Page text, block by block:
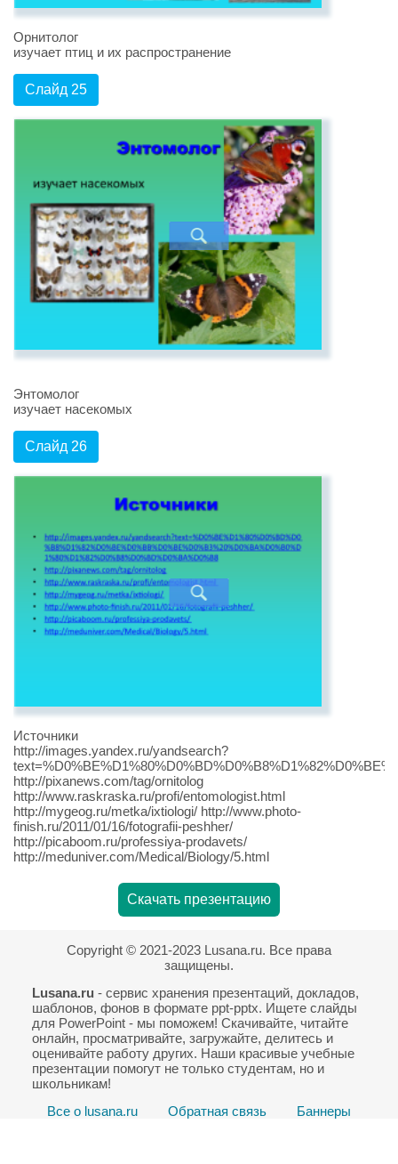
Орнитолог
изучает птиц и их распространение
Слайд 25
Энтомолог
изучает насекомых
Слайд 26
Источники
http://images.yandex.ru/yandsearch?
http://pixanews.com/tag/ornitolog
http://www.raskraska.ru/profi/entomologist.html
http://mygeog.ru/metka/ixtiologi/ http://www.photo-
finish.ru/2011/01/16/fotografii-peshher/
http://picaboom.ru/professiya-prodavets/
http://meduniver.com/Medical/Biology/5.html
Скачать презентацию
Copyright © 2021-2023 Lusana.ru. Все права
защищены.
Lusana.ru - сервис хранения презентаций, докладов,
шаблонов, фонов в формате ppt-pptx. Ищете слайды
для PowerPoint - мы поможем! Скачивайте, читайте
онлайн, просматривайте, загружайте, делитесь и
оценивайте работу других. Наши красивые учебные
презентации помогут не только студентам, но и
школьникам!
Все о lusana.ru
Обратная связь Баннеры